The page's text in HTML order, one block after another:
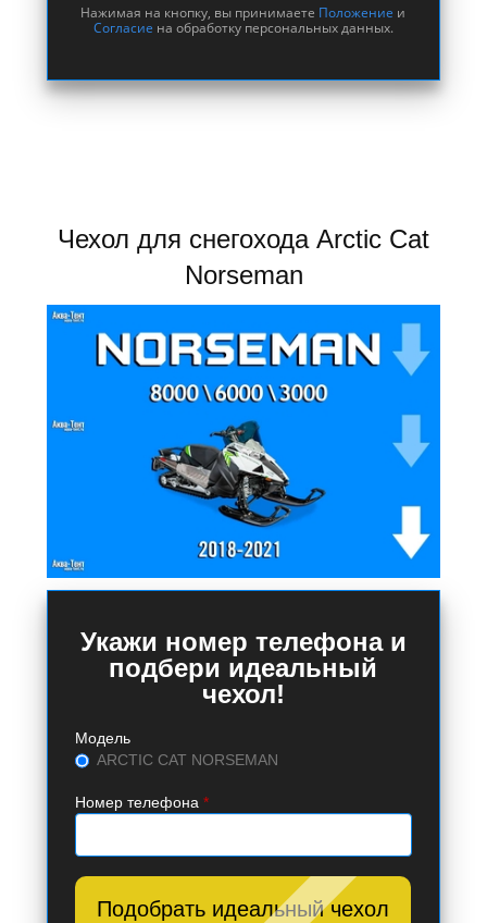
Нажимая на кнопку, вы принимаете Положение и
Согласие на обработку персональных данных.
Чехол для снегохода Arctic Cat
Norseman
Укажи номер телефона и
подбери идеальный
чехол!
Модель
ARCTIC CAT NORSEMAN
Номер телефона *
Подобрать идеальный чехол